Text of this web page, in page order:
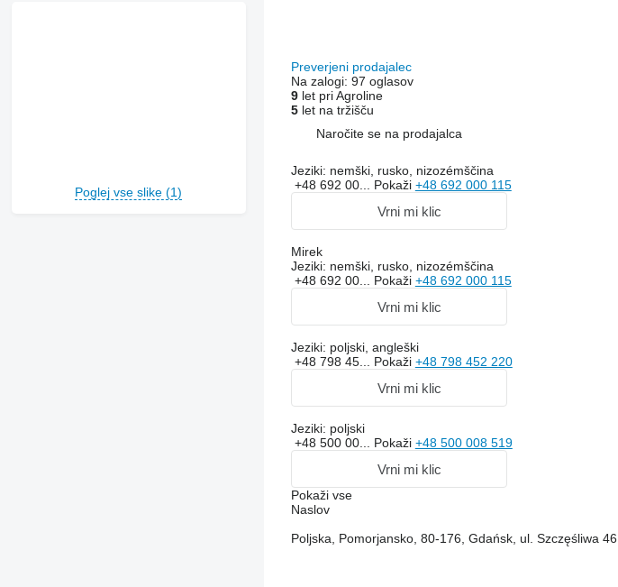
Poglej vse slike (1)
Preverjeni prodajalec
Na zalogi: 97 oglasov
9let pri Agroline
5let na tržišču
Naročite se na prodajalca
Jeziki: nemški, rusko, nizozémščina
+48 692 00... Pokaži +48 692 000 115
Vrni mi klic
Mirek
Jeziki: nemški, rusko, nizozémščina
+48 692 00... Pokaži +48 692 000 115
Vrni mi klic
Jeziki: poljski, angleški
+48 798 45... Pokaži +48 798 452 220
Vrni mi klic
Jeziki: poljski
+48 500 00... Pokaži +48 500 008 519
Vrni mi klic
Pokaži vse
Naslov
Poljska, Pomorjansko, 80-176, Gdańsk, ul. Szczęśliwa 46